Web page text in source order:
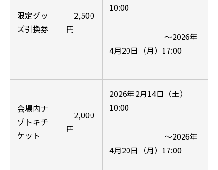
限定グッ
ズ引換券
2,500
円
10:00
～2026年
4月20日（月）17:00
会場内ナ
ゾトキチ
ケット
2,000
円
2026年2月14日（土）
10:00
～2026年
4月20日（月）17:00